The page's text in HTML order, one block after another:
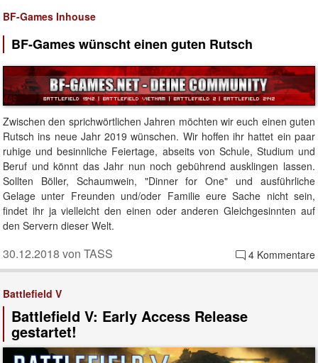
BF-Games Inhouse
BF-Games wünscht einen guten Rutsch
Zwischen den sprichwörtlichen Jahren möchten wir euch einen guten
Rutsch ins neue Jahr 2019 wünschen. Wir hoffen ihr hattet ein paar
ruhige und besinnliche Feiertage, abseits von Schule, Studium und
Beruf und könnt das Jahr nun noch gebührend ausklingen lassen.
Sollten Böller, Schaumwein, "Dinner for One" und ausführliche
Gelage unter Freunden und/oder Familie eure Sache nicht sein,
findet ihr ja vielleicht den einen oder anderen Gleichgesinnten auf
den Servern dieser Welt.
4 Kommentare
30.12.2018 von TASS
Battlefield V
Battlefield V: Early Access Release
gestartet!